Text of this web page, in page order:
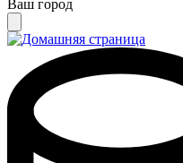
Ваш город